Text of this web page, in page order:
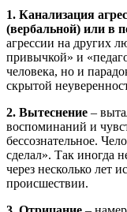
1. Канализация
(вербальной) или в
агрессии на других
привычкой» и
человека, но и
скрытой
2. Вытеснение –
воспоминаний и
бессознательное.
сделал». Так иногда
через несколько лет
происшествии.